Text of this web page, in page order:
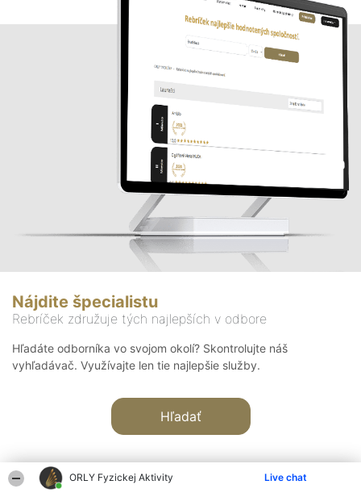
ORLY Fyzickej Aktivity Live chat
Nájdite špecialistu
Rebríček združuje tých najlepších v odbore
Hľadáte odborníka vo svojom okolí? Skontrolujte náš
vyhľadávač. Využívajte len tie najlepšie služby.
Hľadať